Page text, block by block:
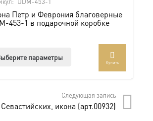
Петр и Феврония благоверные
453-1 в подарочной коробке
параметры
вариаций.
Опции
Купить
Следующая запись
икона (арт.00932)